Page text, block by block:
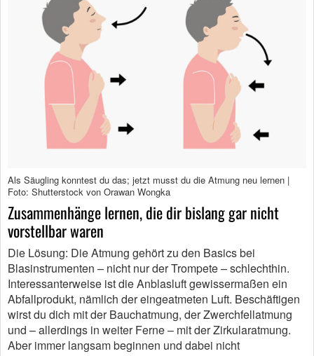
Als Säugling konntest du das; jetzt musst du die Atmung neu lernen |
Foto: Shutterstock von Orawan Wongka
Zusammenhänge lernen, die dir bislang gar nicht
vorstellbar waren
Die Lösung: Die Atmung gehört zu den Basics bei
Blasinstrumenten – nicht nur der Trompete – schlechthin.
Interessanterweise ist die Anblasluft gewissermaßen ein
Abfallprodukt, nämlich der eingeatmeten Luft. Beschäftigen
wirst du dich mit der Bauchatmung, der Zwerchfellatmung
und – allerdings in weiter Ferne – mit der Zirkularatmung.
Aber immer langsam beginnen und dabei nicht